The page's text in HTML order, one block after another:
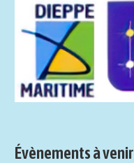
Évènements à venir